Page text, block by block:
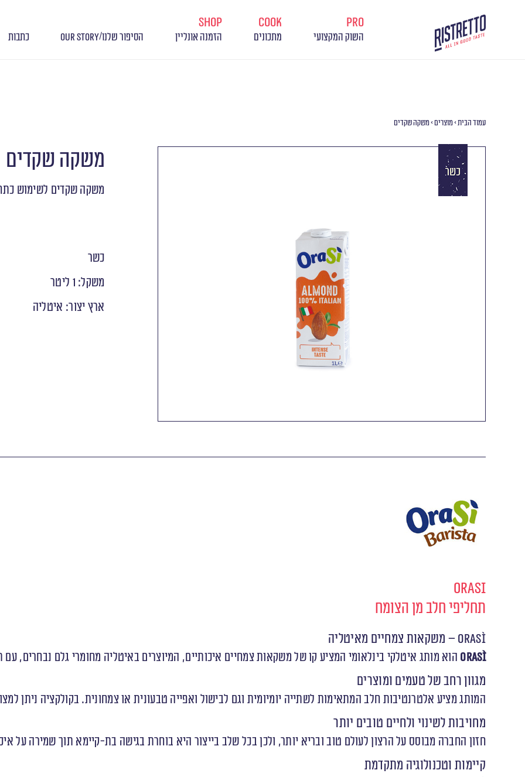
pro
השוק המקצועי
cook
מתכונים
shop
הזמנה אונליין הסיפור שלנו/
OUR STORY כתבות
עמוד הבית>מוצרים>משקה שקדים
משקה שקדים
משקה שקדים לשימוש
כשר
משקל: 1 ליטר
ארץ יצור: איטליה
Orasi
תחליפי חלב מן הצומח
OraSì – משקאות צמחיים מאיטליה
OraSì הוא מותג איטלקי בינלאומי המציע קו של משקאות צמחיים איכותיים, המיוצרים באיטליה מחומרי גלם נבחרים,
מגוון רחב של טעמים ומוצרים
המותג מציע אלטרנטיבות חלב המתאימות לשתייה יומיומית וגם לבישול ואפייה טבעונית או צמחונית. בקולקציה ניתן
מחויבות לשינוי ולחיים טובים יותר
חזון החברה מבוסס על הרצון לעולם טוב ובריא יותר, ולכן בכל שלב בייצור היא בוחרת בגישה בת-קיימא תוך שמירה על
קיימות וטכנולוגיה מתקדמת